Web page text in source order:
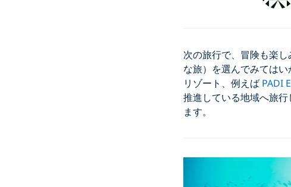
次の旅行で、冒険も楽
な旅）を選んでみては
リゾート、例えば PADI
推進している地域へ旅
ます。